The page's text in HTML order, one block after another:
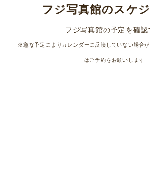
フジ写真館のスケ
フジ写真館の予定を確認
※急な予定によりカレンダーに反映していない場合
はご予約をお願いします